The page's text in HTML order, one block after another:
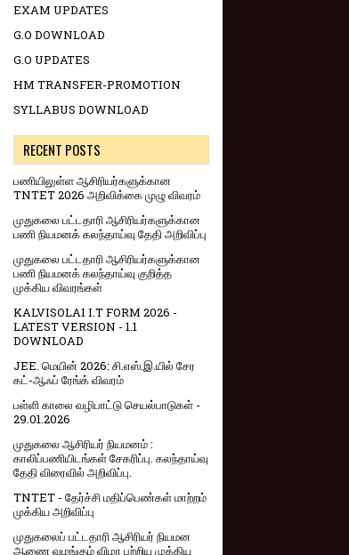
EXAM UPDATES
G.O DOWNLOAD
G.O UPDATES
HM TRANSFER-PROMOTION
SYLLABUS DOWNLOAD
RECENT POSTS
பணியிலுள்ள ஆசிரியர்களுக்கான
TNTET 2026 அறிவிக்கை முழு விவரம்
முதுகலை பட்டதாரி ஆசிரியர்களுக்கான
பணி நியமனக் கலந்தாய்வு தேதி அறிவிப்பு
முதுகலை பட்டதாரி ஆசிரியர்களுக்கான
பணி நியமனக் கலந்தாய்வு குறித்த
முக்கிய விவரங்கள்
KALVISOLAI I.T FORM 2026 -
LATEST VERSION - 1.1
DOWNLOAD
JEE. மெயின் 2026: சி.எஸ்.இ.யில் சேர
கட்-ஆஃப் ரேங்க் விவரம்
பள்ளி காலை வழிபாட்டு செயல்பாடுகள் -
29.01.2026
முதுகலை ஆசிரியர் நியமனம் :
காலிப்பணியிடங்கள் சேகரிப்பு. கலந்தாய்வு
தேதி விரைவில் அறிவிப்பு.
TNTET - தேர்ச்சி மதிப்பெண்கள் மாற்றம்
முக்கிய அறிவிப்பு
முதுகலைப் பட்டதாரி ஆசிரியர் நியமன
ஆணை வழங்கும் விழா பற்றிய முக்கிய